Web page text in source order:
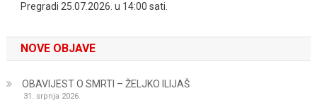
Pregradi 25.07.2026. u 14:00 sati.
NOVE OBJAVE
OBAVIJEST O SMRTI – ŽELJKO ILIJAŠ
31. srpnja 2026.